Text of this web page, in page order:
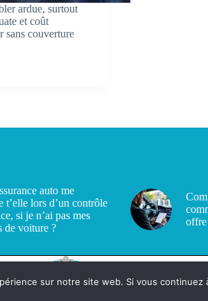
ardue, surtout
et coût
sans couverture
auto me
t’elle lors d’un contrôle
si je n’ai pas mes
de voiture ?
offre
sur notre site web. Si vous